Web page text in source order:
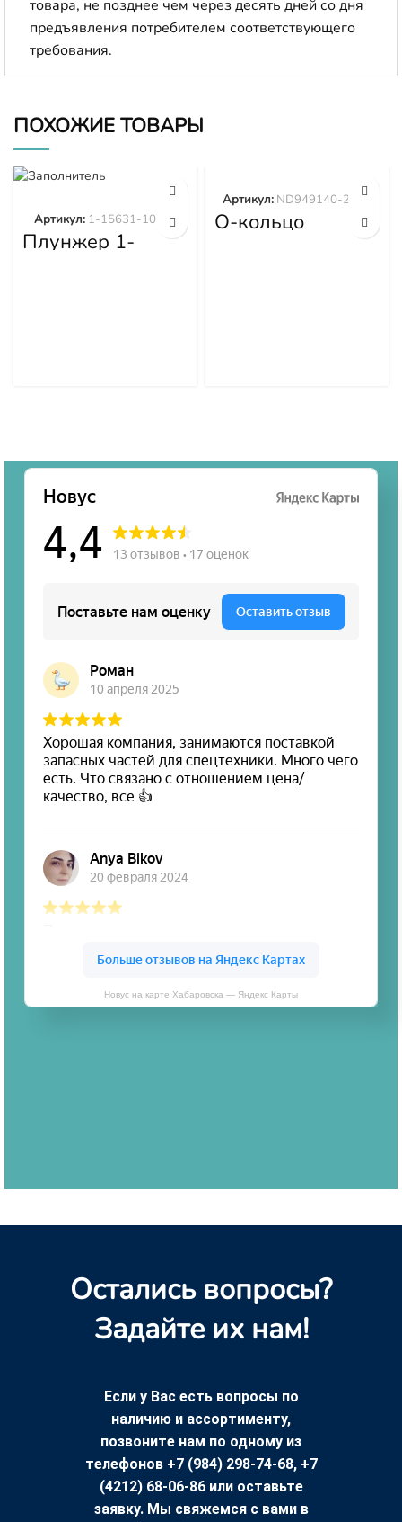
товара, не позднее чем через десять дней со дня
предъявления потребителем соответствующего
требования.
ПОХОЖИЕ ТОВАРЫ
Плунжер 1-
15631-101-0
Артикул: 1-15631-101-0 О-кольцо
ND949140-2570
Артикул: ND949140-2570
Новус на карте Хабаровска — Яндекс Карты
Остались вопросы?
Задайте их нам!
Если у Вас есть вопросы по
наличию и ассортименту,
позвоните нам по одному из
телефонов +7 (984) 298-74-68, +7
(4212) 68-06-86 или оставьте
заявку. Мы свяжемся с вами в